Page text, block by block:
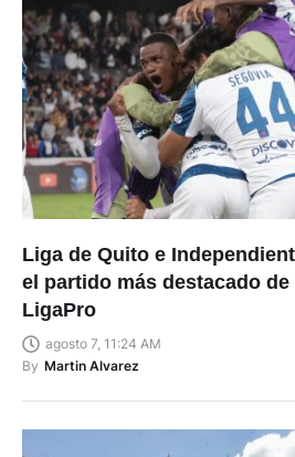
Liga de Quito e
el partido más destacado de
LigaPro
agosto 7, 11:24 AM
By Martin Alvarez